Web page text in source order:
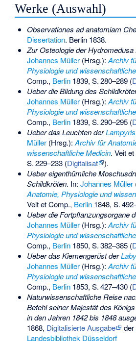
Werke (Auswahl)
Observationes ad anatomiam
Dissertation. Berlin 1838.
Zur Osteologie der Hydromedusa
Johannes Müller(Hrsg.): Archiv
Physiologie und
Comp., Berlin1839, S.280–289(
Ueber die Bildung des
Johannes Müller(Hrsg.): Archiv
Physiologie und
Comp., Berlin1839, S.290–295(
Ueber das Leuchten derLampyris
Müller(Hrsg.): Archiv für
wissenschaftliche Medicin. Veit
S.229–233(Digitalisat
).
Ueber eigenthümliche
Schildkröten. In: Johannes Müller
Anatomie, Physiologie und
Veit et Comp., Berlin1848, S.
Ueber die Fortpflanzungsorgane
Johannes Müller(Hrsg.): Archiv
Physiologie und
Comp., Berlin1850, S.382–385(
Ueber das Kiemengerüst der
Johannes Müller(Hrsg.): Archiv
Physiologie und
Comp., Berlin1853, S.427–430(
Naturwissenschaftliche Reise
Befehl seiner Majestät des
in den Jahren 1842 bis 1848
1868, Digitalisierte Ausgabe der
Landesbibliothek Düsseldorf